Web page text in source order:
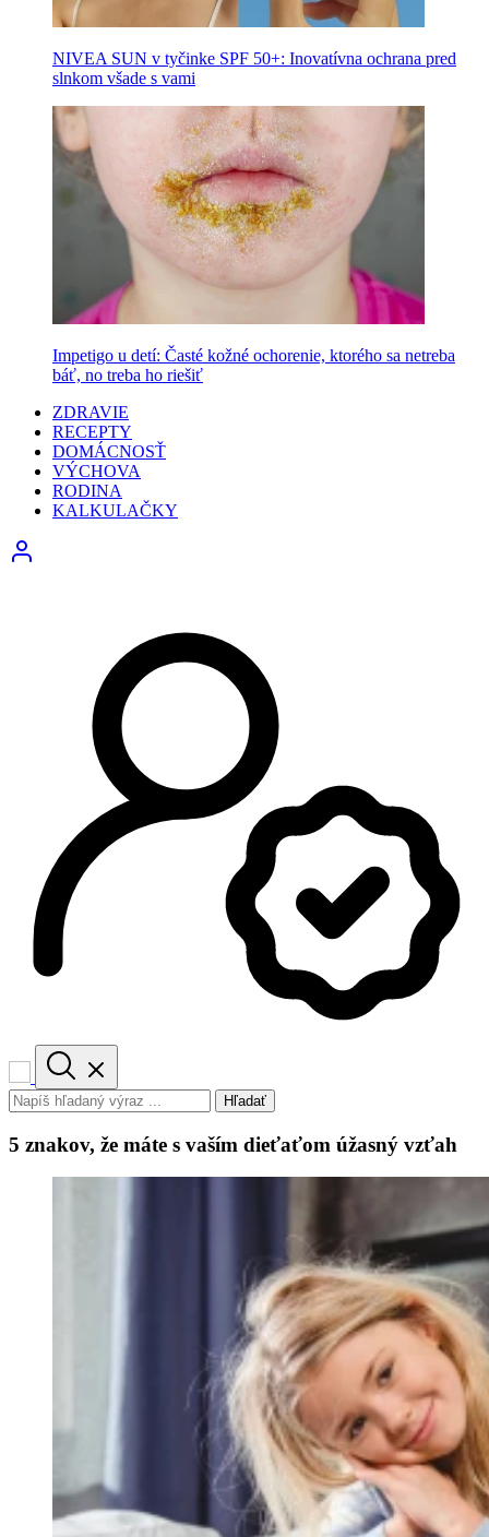
NIVEA SUN v tyčinke SPF 50+: Inovatívna ochrana pred
slnkom všade s vami
Impetigo u detí: Časté kožné ochorenie, ktorého sa netreba
báť, no treba ho riešiť
ZDRAVIE
RECEPTY
DOMÁCNOSŤ
VÝCHOVA
RODINA
KALKULAČKY
Hľadať
5 znakov, že máte s vaším dieťaťom úžasný vzťah